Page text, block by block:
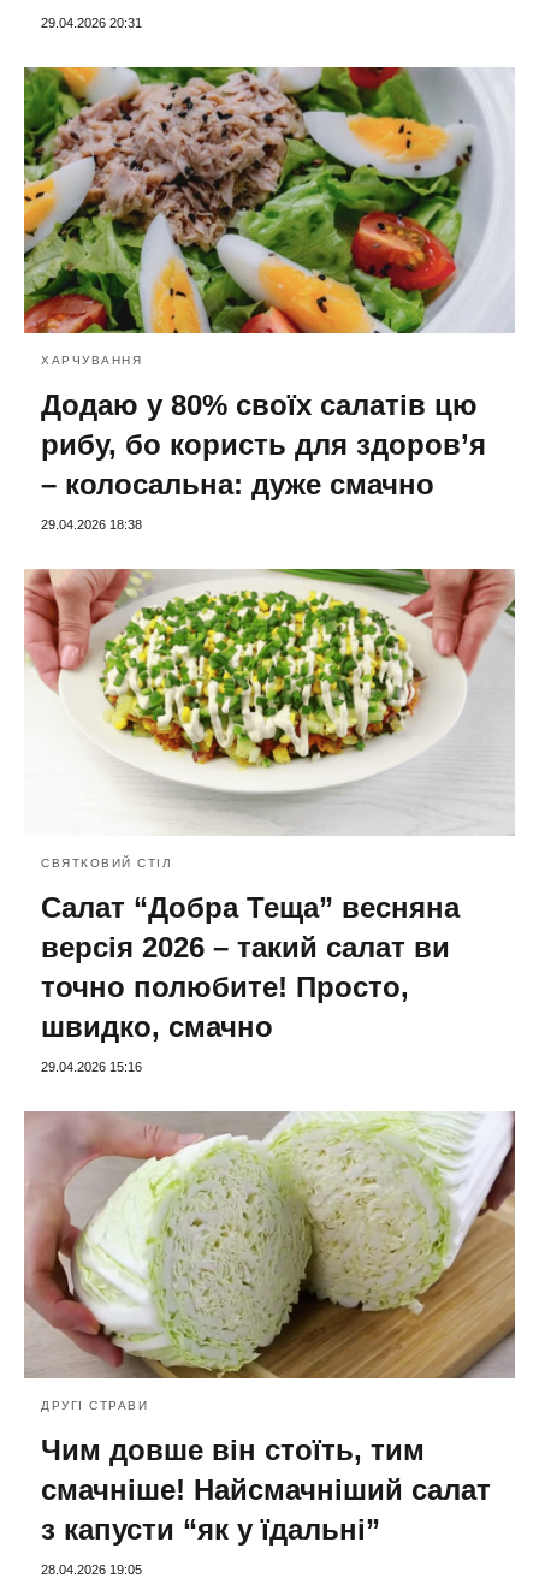
29.04.2026 20:31
ХАРЧУВАННЯ
Додаю у 80% своїх салатів цю
рибу, бо користь для здоров’я
– колосальна: дуже смачно
29.04.2026 18:38
СВЯТКОВИЙ СТІЛ
Салат “Добра Теща” весняна
версія 2026 – такий салат ви
точно полюбите! Просто,
швидко, смачно
29.04.2026 15:16
ДРУГІ СТРАВИ
Чим довше він стоїть, тим
смачніше! Найсмачніший салат
з капусти “як у їдальні”
28.04.2026 19:05